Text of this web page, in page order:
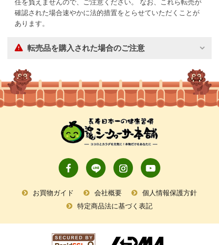
任を負えませんので、ご注意ください。 なお、これら転売が
確認された場合速やかに法的措置をとらせていただくことが
あります。
転売品を購入された場合のご注意
お買物ガイド 会社概要
個人情報保護方針
特定商品法に基づく表記